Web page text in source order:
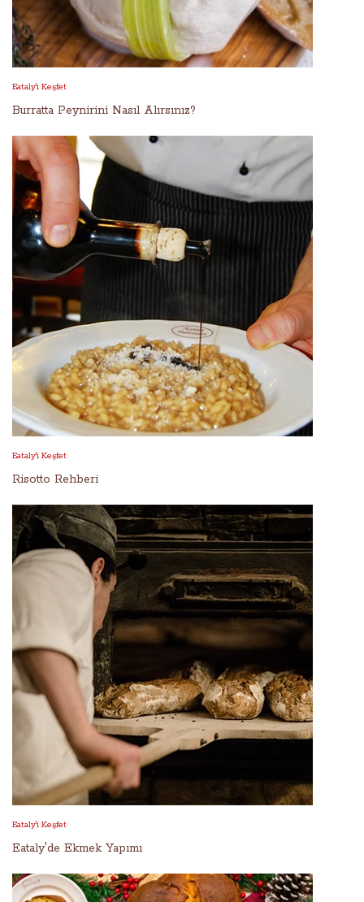
Eataly'i Keşfet
Burratta Peynirini Nasıl Alırsınız?
Eataly'i Keşfet
Risotto Rehberi
Eataly'i Keşfet
Eataly'de Ekmek Yapımı